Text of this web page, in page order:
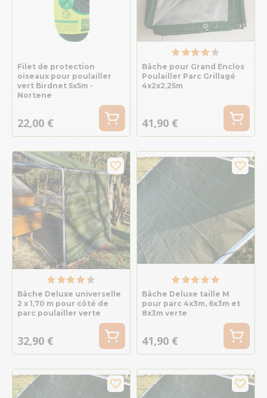
Filet de protection
oiseaux pour poulailler
vert Birdnet 5x5m -
Nortene
22,00 €
Bâche pour Grand Enclos
Poulailler Parc Grillagé
4x2x2,25m
41,90 €
Bâche Deluxe universelle
2 x 1,70 m pour côté de
parc poulailler verte
32,90 €
Bâche Deluxe taille M
pour parc 4x3m, 6x3m et
8x3m verte
41,90 €